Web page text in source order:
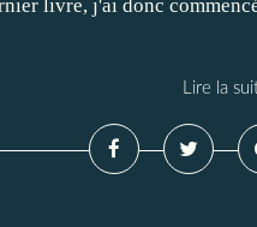
livre, j'ai donc
Lire la